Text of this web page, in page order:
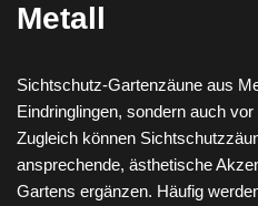
Metall
Sichtschutz-Gartenzäune aus
Eindringlingen, sondern auch
Zugleich können
ansprechende, ästhetische
Gartens ergänzen. Häufig